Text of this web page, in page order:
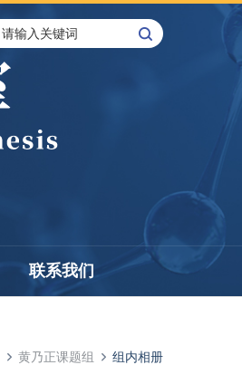
联系我们
黄乃正课题组 组内相册